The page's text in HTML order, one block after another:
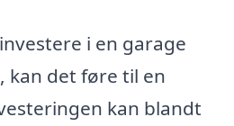
i en garage
kan det føre til en
kan blandt